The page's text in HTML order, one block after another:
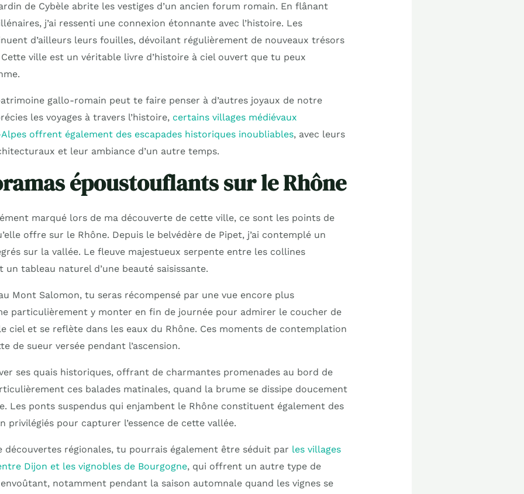
de Cybèle abrite les vestiges d’un ancien forum romain. En flânant
j’ai ressenti une connexion étonnante avec l’histoire. Les
d’ailleurs leurs fouilles, dévoilant régulièrement de nouveaux trésors
ville est un véritable livre d’histoire à ciel ouvert que tu peux
gallo-romain peut te faire penser à d’autres joyaux de notre
les voyages à travers l’histoire, certains villages médiévaux
Alpes offrent également des escapades historiques inoubliables, avec leurs
et leur ambiance d’un autre temps.
époustouflants sur le Rhône
marqué lors de ma découverte de cette ville, ce sont les points de
offre sur le Rhône. Depuis le belvédère de Pipet, j’ai contemplé un
sur la vallée. Le fleuve majestueux serpente entre les collines
un tableau naturel d’une beauté saisissante.
Mont Salomon, tu seras récompensé par une vue encore plus
particulièrement y monter en fin de journée pour admirer le coucher de
ciel et se reflète dans les eaux du Rhône. Ces moments de contemplation
de sueur versée pendant l’ascension.
ses quais historiques, offrant de charmantes promenades au bord de
ces balades matinales, quand la brume se dissipe doucement
Les ponts suspendus qui enjambent le Rhône constituent également des
privilégiés pour capturer l’essence de cette vallée.
découvertes régionales, tu pourrais également être séduit par les villages
Dijon et les vignobles de Bourgogne, qui offrent un autre type de
notamment pendant la saison automnale quand les vignes se